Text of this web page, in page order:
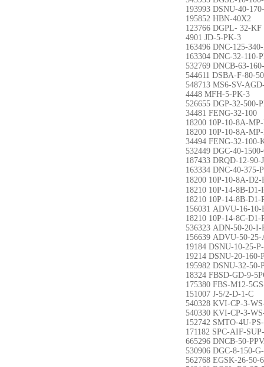
193993 DSNU-40-
195852 HBN-40X2
123766 DGPL- 32-KF
4901 JD-5-PK-3
163496 DNC-125-
163304 DNC-32-110-
532769 DNCB-63-
544611 DSBA-F-80-
548713 MS6-SV-
4448 MFH-5-PK-3
526655 DGP-32-500-
34481 FENG-32-100
18200 10P-10-8A-
18200 10P-10-8A-
34494 FENG-32-100-
532449 DGC-40-
187433 DRQD-12-
163334 DNC-40-375-
18200 10P-10-8A-
18210 10P-14-8B-D1-
18210 10P-14-8B-D1-
156031 ADVU-16-10-
18210 10P-14-8C-D1-
536323 ADN-50-20-I-
156639 ADVU-50-
19184 DSNU-10-25-
19214 DSNU-20-160-
195982 DSNU-32-50-
18324 FBSD-GD-9-
175380 FBS-M12-
151007 J-5/2-D-1-C
540328 KVI-CP-3-
540330 KVI-CP-3-
152742 SMTO-4U-
171182 SPC-AIF-
665296 DNCB-50-
530906 DGC-8-150-
562768 EGSK-26-50-